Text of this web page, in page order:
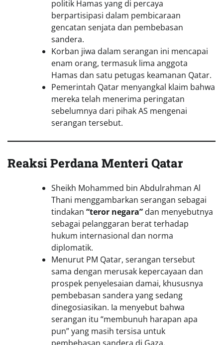
politik Hamas yang di percaya
berpartisipasi dalam pembicaraan
gencatan senjata dan pembebasan
sandera.
Korban jiwa dalam serangan ini mencapai
enam orang, termasuk lima anggota
Hamas dan satu petugas keamanan Qatar.
Pemerintah Qatar menyangkal klaim bahwa
mereka telah menerima peringatan
sebelumnya dari pihak AS mengenai
serangan tersebut.
Reaksi Perdana Menteri Qatar
Sheikh Mohammed bin Abdulrahman Al
Thani menggambarkan serangan sebagai
tindakan “teror negara” dan menyebutnya
sebagai pelanggaran berat terhadap
hukum internasional dan norma
diplomatik.
Menurut PM Qatar, serangan tersebut
sama dengan merusak kepercayaan dan
prospek penyelesaian damai, khususnya
pembebasan sandera yang sedang
dinegosiasikan. Ia menyebut bahwa
serangan itu “membunuh harapan apa
pun” yang masih tersisa untuk
pembebasan sandera di Gaza.